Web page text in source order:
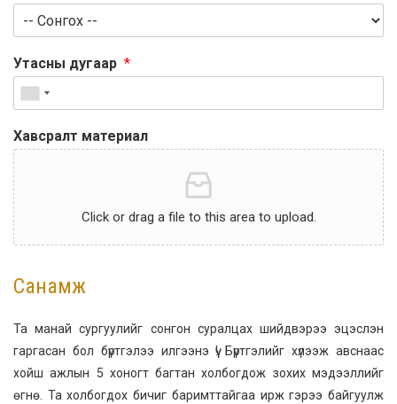
Утасны дугаар *
Хавсралт материал
Click or drag a file to this area to upload.
Санамж
Та манай сургуулийг сонгон суралцах шийдвэрээ эцэслэн
гаргасан бол бүртгэлээ илгээнэ үү! Бүртгэлийг хүлээж авснаас
хойш ажлын 5 хоногт багтан холбогдож зохих мэдээллийг
өгнө. Та холбогдох бичиг баримттайгаа ирж гэрээ байгуулж